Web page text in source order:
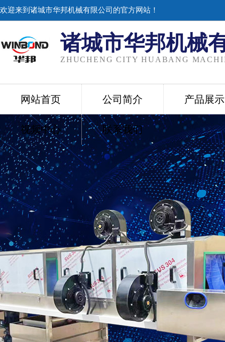
欢迎来到诸城市华邦机械有限公司的官方网站！
诸城市华邦机械
ZHUCHENG CITY HUABANG
网站首页 公司简介 产品展示
视频中心 联系我们